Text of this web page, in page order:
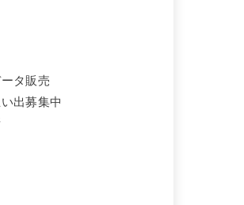
タ販売
出募集中